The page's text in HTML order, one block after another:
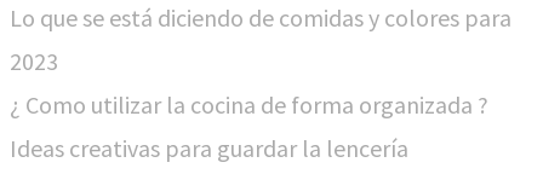
Lo que se está diciendo de comidas y colores para
2023​
¿ Como utilizar la cocina de forma organizada ?
Ideas creativas para guardar la lencería